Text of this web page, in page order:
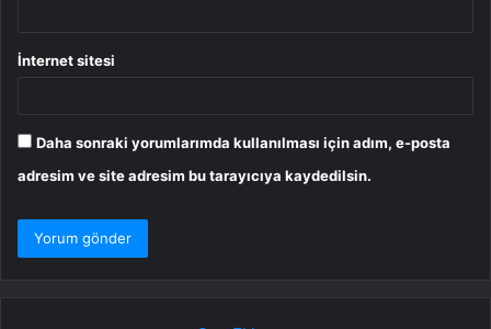
İnternet sitesi
Daha sonraki yorumlarımda kullanılması için adım, e-posta
adresim ve site adresim bu tarayıcıya kaydedilsin.